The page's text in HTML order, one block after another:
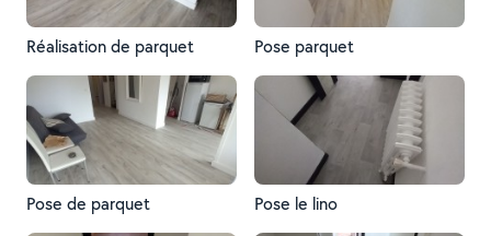
Réalisation de parquet Pose parquet
Pose de parquet Pose le lino